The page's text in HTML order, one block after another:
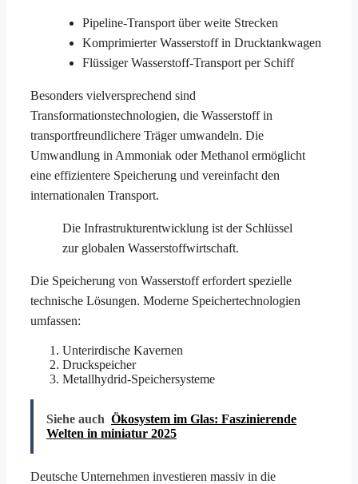
Pipeline-Transport über weite Strecken
Komprimierter Wasserstoff in Drucktankwagen
Flüssiger Wasserstoff-Transport per Schiff
Besonders vielversprechend sind
Transformationstechnologien, die Wasserstoff in
transportfreundlichere Träger umwandeln. Die
Umwandlung in Ammoniak oder Methanol ermöglicht
eine effizientere Speicherung und vereinfacht den
internationalen Transport.
Die Infrastrukturentwicklung ist der Schlüssel
zur globalen Wasserstoffwirtschaft.
Die Speicherung von Wasserstoff erfordert spezielle
technische Lösungen. Moderne Speichertechnologien
umfassen:
Unterirdische Kavernen
Druckspeicher
Metallhydrid-Speichersysteme
Siehe auch Ökosystem im Glas: Faszinierende
Welten in miniatur 2025
Deutsche Unternehmen investieren massiv in die